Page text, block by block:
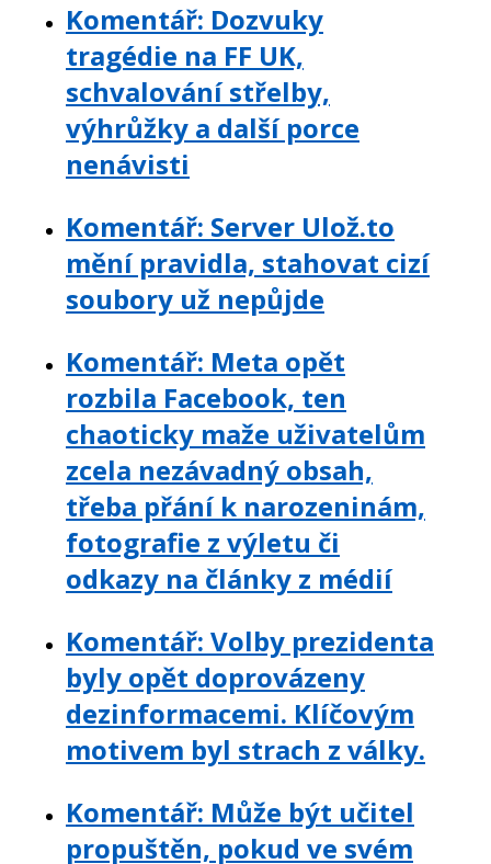
Komentář: Dozvuky
tragédie na FF UK,
schvalování střelby,
výhrůžky a další porce
nenávisti
Komentář: Server Ulož.to
mění pravidla, stahovat cizí
soubory už nepůjde
Komentář: Meta opět
rozbila Facebook, ten
chaoticky maže uživatelům
zcela nezávadný obsah,
třeba přání k narozeninám,
fotografie z výletu či
odkazy na články z médií
Komentář: Volby prezidenta
byly opět doprovázeny
dezinformacemi. Klíčovým
motivem byl strach z války.
Komentář: Může být učitel
propuštěn, pokud ve svém